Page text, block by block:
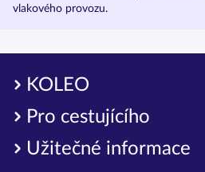
vlakového provozu.
KOLEO
Pro cestujícího
Užitečné informace